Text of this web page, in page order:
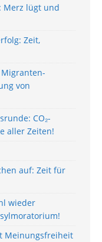
Merz lügt und
Zeit,
von
CO₂-
aller Zeiten!
auf: Zeit für
wieder
Meinungsfreiheit